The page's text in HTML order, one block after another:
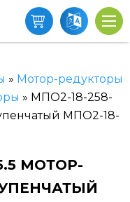
» Мотор-редукторы
» МПО2-18-258-
МПО2-18-
МОТОР-